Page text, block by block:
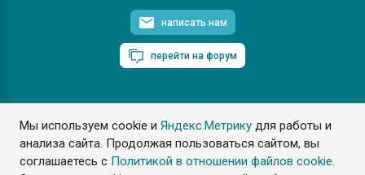
Мы используем cookie иЯндекс.Метрику для работы и
анализа сайта. Продолжая пользоваться сайтом, вы
соглашаетесь с Политикой в отношении файлов cookie.
написать нам
перейти на форум
ПластЭксперт © 2006. Все права защищены
Разрешается копирование материалов сайта с обязательной
ссылкой на www.e-plastic.ru